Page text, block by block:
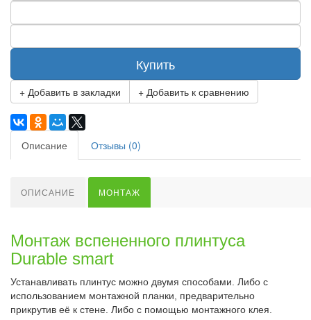
Купить
+ Добавить в закладки + Добавить к сравнению
Описание Отзывы (0)
ОПИСАНИЕ МОНТАЖ
Монтаж вспененного плинтуса
Durable smart
Устанавливать плинтус можно двумя способами. Либо с
использованием монтажной планки, предварительно
прикрутив её к стене. Либо с помощью монтажного клея.